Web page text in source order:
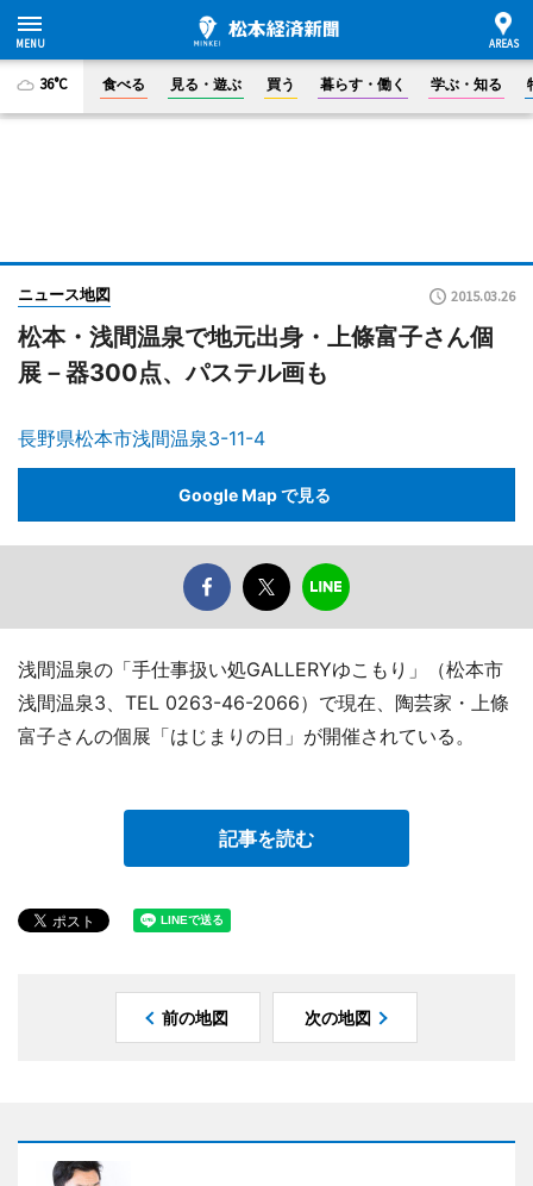
36°C 食べる 見る・遊ぶ 買う 暮らす・働く 学ぶ・知る
ニュース地図 2015.03.26
松本・浅間温泉で地元出身・上條富子さん個
展－器300点、パステル画も
長野県松本市浅間温泉3-11-4
Google Map で見る
浅間温泉の「手仕事扱い処GALLERYゆこもり」（松本市
浅間温泉3、TEL 0263-46-2066）で現在、陶芸家・上條
富子さんの個展「はじまりの日」が開催されている。
記事を読む
前の地図 次の地図